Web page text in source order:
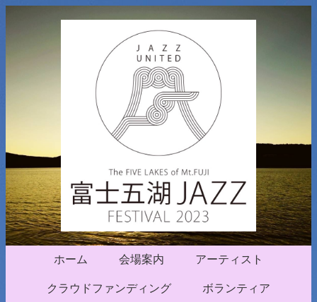
ホーム 会場案内 アーティスト
クラウドファンディング ボランティア